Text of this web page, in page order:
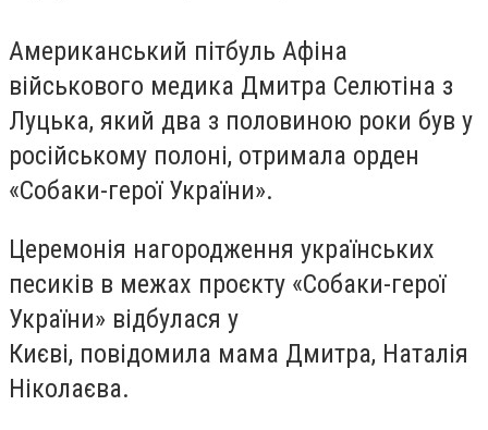
Американський пітбуль Афіна
військового медика Дмитра Селютіна з
Луцька, який два з половиною роки був у
російському полоні, отримала орден
«Собаки-герої України».
Церемонія нагородження українських
песиків в межах проєкту «Собаки-герої
України» відбулася у
Києві, повідомила мама Дмитра, Наталія
Ніколаєва.